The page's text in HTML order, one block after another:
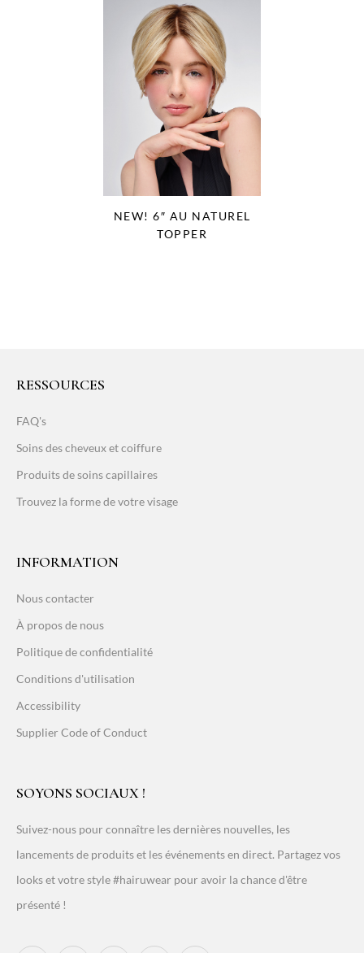
NEW! 6″ AU NATUREL
TOPPER
RESSOURCES
FAQ's
Soins des cheveux et coiffure
Produits de soins capillaires
Trouvez la forme de votre visage
INFORMATION
Nous contacter
À propos de nous
Politique de confidentialité
Conditions d'utilisation
Accessibility
Supplier Code of Conduct
SOYONS SOCIAUX !
Suivez-nous pour connaître les dernières nouvelles, les
lancements de produits et les événements en direct. Partagez vos
looks et votre style #hairuwear pour avoir la chance d'être
présenté !